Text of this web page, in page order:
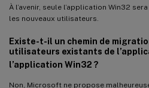
À l’avenir, seule l’application Win32
les nouveaux utilisateurs.
Existe-t-il un chemin de
utilisateurs existants de
l’application Win32 ?
Non, Microsoft ne propose